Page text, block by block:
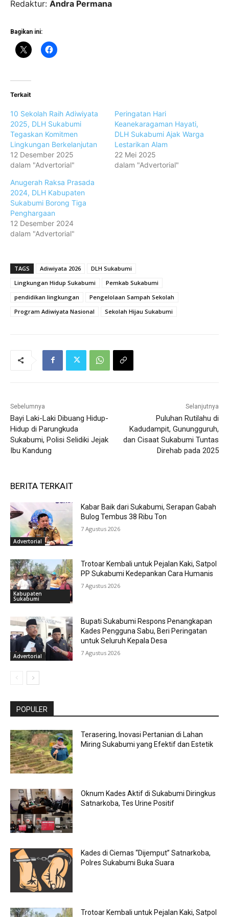
Redaktur: Andra Permana
Bagikan ini:
Terkait
10 Sekolah Raih Adiwiyata
2025, DLH Sukabumi
Tegaskan Komitmen
Lingkungan Berkelanjutan
12 Desember 2025
dalam "Advertorial"
Peringatan Hari
Keanekaragaman Hayati,
DLH Sukabumi Ajak Warga
Lestarikan Alam
22 Mei 2025
dalam "Advertorial"
Anugerah Raksa Prasada
2024, DLH Kabupaten
Sukabumi Borong Tiga
Penghargaan
12 Desember 2024
dalam "Advertorial"
TAGS Adiwiyata 2026
DLH Sukabumi
Lingkungan Hidup Sukabumi
Pemkab Sukabumi
pendidikan lingkungan
Pengelolaan Sampah Sekolah
Program Adiwiyata Nasional
Sekolah Hijau Sukabumi
Sebelumnya
Bayi Laki-Laki Dibuang Hidup-
Hidup di Parungkuda
Sukabumi, Polisi Selidiki Jejak
Ibu Kandung
Selanjutnya
Puluhan Rutilahu di
Kadudampit, Gunungguruh,
dan Cisaat Sukabumi Tuntas
Direhab pada 2025
BERITA TERKAIT
Advertorial
Kabar Baik dari Sukabumi, Serapan Gabah
Bulog Tembus 38 Ribu Ton
7 Agustus 2026
Kabupaten
Sukabumi
Trotoar Kembali untuk Pejalan Kaki, Satpol
PP Sukabumi Kedepankan Cara Humanis
7 Agustus 2026
Advertorial
Bupati Sukabumi Respons Penangkapan
Kades Pengguna Sabu, Beri Peringatan
untuk Seluruh Kepala Desa
7 Agustus 2026
POPULER
Terasering, Inovasi Pertanian di Lahan
Miring Sukabumi yang Efektif dan Estetik
Oknum Kades Aktif di Sukabumi Diringkus
Satnarkoba, Tes Urine Positif
Kades di Ciemas “Dijemput” Satnarkoba,
Polres Sukabumi Buka Suara
Trotoar Kembali untuk Pejalan Kaki, Satpol